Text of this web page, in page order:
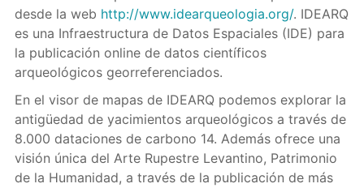
desde la web http://www.idearqueologia.org/. IDEARQ
es una Infraestructura de Datos Espaciales (IDE) para
la publicación online de datos científicos
arqueológicos georreferenciados.
En el visor de mapas de IDEARQ podemos explorar la
antigüedad de yacimientos arqueológicos a través de
8.000 dataciones de carbono 14. Además ofrece una
visión única del Arte Rupestre Levantino, Patrimonio
de la Humanidad, a través de la publicación de más